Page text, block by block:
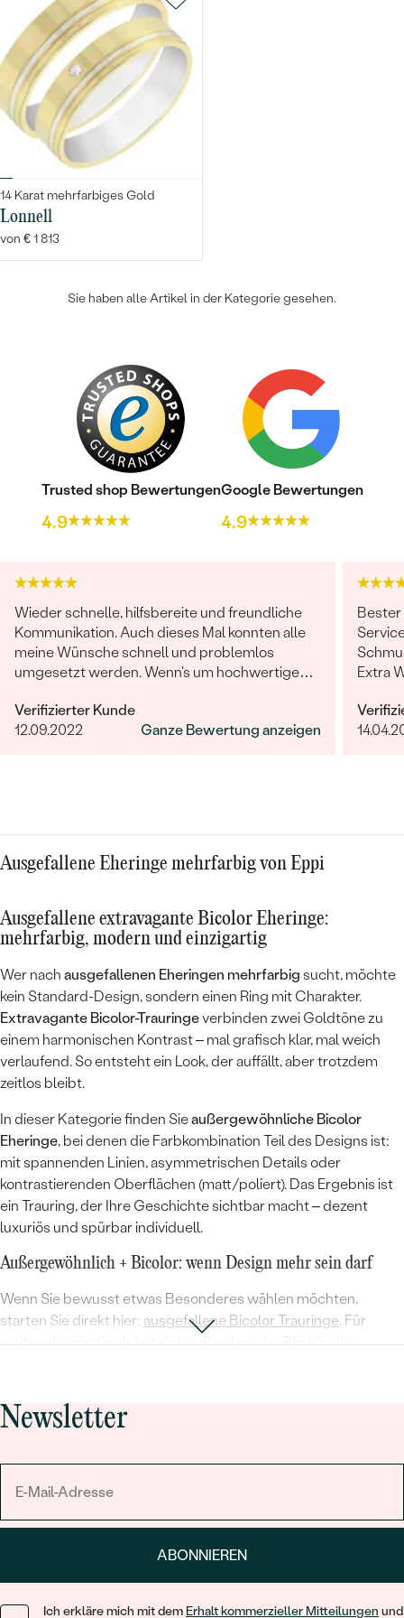
14 Karat mehrfarbiges Gold
Lonnell
von € 1 813
Sie haben alle Artikel in der Kategorie gesehen.
Trusted shop Bewertungen
4.9
Google Bewertungen
4.9
Wieder schnelle, hilfsbereite und freundliche
Kommunikation. Auch dieses Mal konnten alle
meine Wünsche schnell und problemlos
umgesetzt werden. Wenn's um hochwertigen,
ist Eppi meine Empfehlung!
Verifizierter Kunde
12.09.2022
Ganze Bewertung anzeigen
Bester
Extra
Ausgefallene Eheringe mehrfarbig von Eppi
Ausgefallene extravagante Bicolor Eheringe:
mehrfarbig, modern und einzigartig
Wer nach ausgefallenen Eheringen mehrfarbig sucht, möchte
kein Standard-Design, sondern einen Ring mit Charakter.
Extravagante Bicolor-Trauringeverbinden zwei Goldtöne zu
einem harmonischen Kontrast – mal grafisch klar, mal weich
verlaufend. So entsteht ein Look, der auffällt, aber trotzdem
zeitlos bleibt.
In dieser Kategorie finden Sieaußergewöhnliche Bicolor
Eheringe, bei denen die Farbkombination Teil des Designs ist:
mit spannenden Linien, asymmetrischen Details oder
kontrastierenden Oberflächen (matt/poliert). Das Ergebnis ist
ein Trauring, der Ihre Geschichte sichtbar macht – dezent
luxuriös und spürbar individuell.
Außergewöhnlich + Bicolor: wenn Design mehr sein darf
Wenn Sie bewusst etwas Besonderes wählen möchten,
starten Sie direkt hier: ausgefallene Bicolor Trauringe. Für
weitere Inspiration lohnt sich außerdem der Blick in die
diagonaler oder wellenförmiger Farbverlauf
klarer Zweifarb-Kontrast (z. B. Weißgold + Gelbgold)
Von Hand graviert: ein Detail, das niemand kopiert
Für Paare, die Individualität spürbar machen möchten, sindvon
Handgravur wirkt wie eine Signatur: elegant, handwerklich und
einzigartig – besonders schön, wenn sie mit einer ruhigen,
glatten Fläche kombiniert wird.
Newsletter
ABONNIEREN
Ich erkläre mich mit dem Erhalt kommerzieller Mitteilungen und